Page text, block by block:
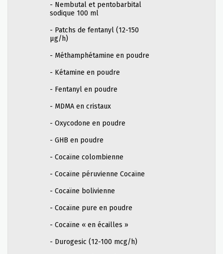
- Nembutal et pentobarbital
sodique 100 ml
- Patchs de fentanyl (12-150
µg/h)
- Méthamphétamine en poudre
- Kétamine en poudre
- Fentanyl en poudre
- MDMA en cristaux
- Oxycodone en poudre
- GHB en poudre
- Cocaïne colombienne
- Cocaïne péruvienne Cocaïne
- Cocaïne bolivienne
- Cocaïne pure en poudre
- Cocaïne « en écailles »
- Durogesic (12-100 mcg/h)